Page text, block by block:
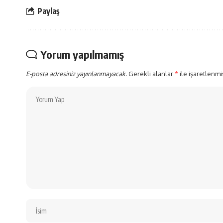
Paylaş
Yorum yapılmamış
E-posta adresiniz yayınlanmayacak. Gerekli alanlar*ile